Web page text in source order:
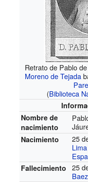
Retrato de Pablo
Moreno de Tejada
(Biblioteca
Nombre de
nacimiento
Nacimiento
25
Lima
Fallecimiento
25